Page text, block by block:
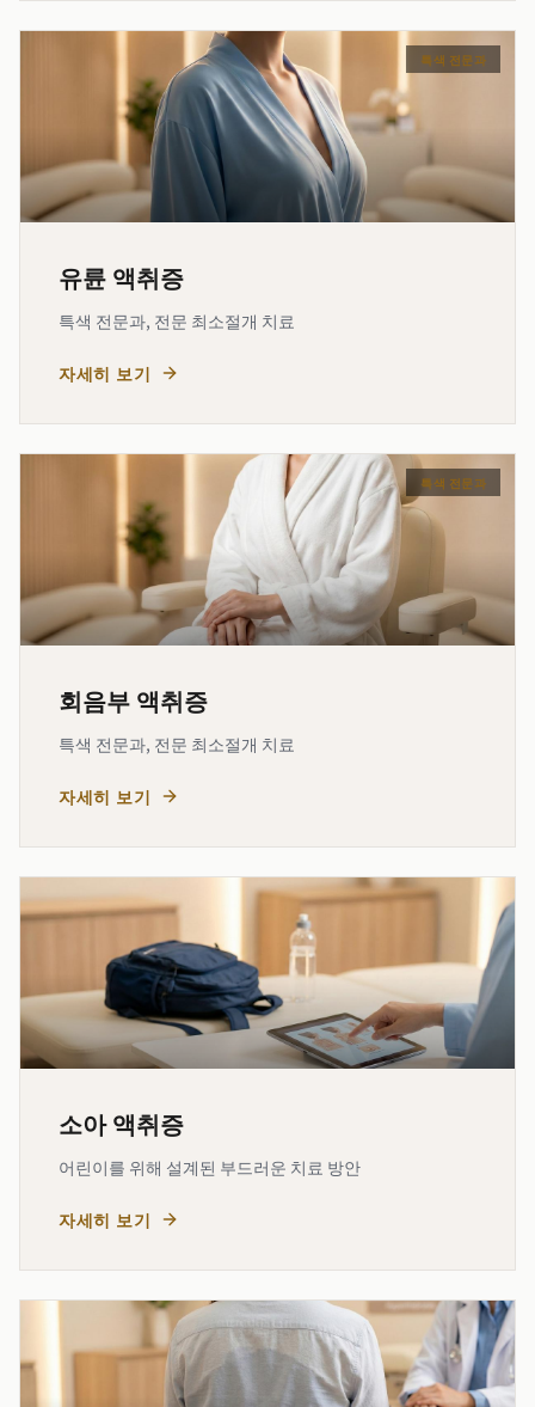
특색 전문과
유륜 액취증
특색 전문과, 전문 최소절개 치료
자세히 보기
특색 전문과
회음부 액취증
특색 전문과, 전문 최소절개 치료
자세히 보기
소아 액취증
어린이를 위해 설계된 부드러운 치료 방안
자세히 보기